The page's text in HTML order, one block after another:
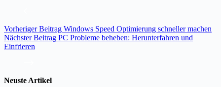
VorherigerBeitrag Windows Speed Optimierung schneller machen
NächsterBeitrag PC Probleme beheben: Herunterfahren und
Einfrieren
Neuste Artikel